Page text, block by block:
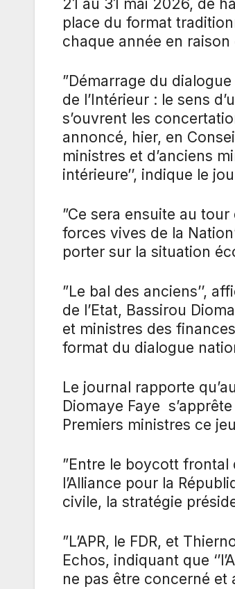
21 au 31 mai 2026, de
place du format
chaque année en
”Démarrage du
de l’Intérieur : le sens
s’ouvrent les
annoncé, hier, en
ministres et d’anciens
intérieure’’, indique le
”Ce sera ensuite au
forces vives de la
porter sur la situation
”Le bal des anciens’’,
de l’Etat, Bassirou
et ministres des
format du dialogue
Le journal rapporte
Diomaye Faye
Premiers ministres ce
”Entre le boycott frontal
l’Alliance pour la
civile, la stratégie
”L’APR, le FDR, et
Echos, indiquant que
ne pas être concerné et